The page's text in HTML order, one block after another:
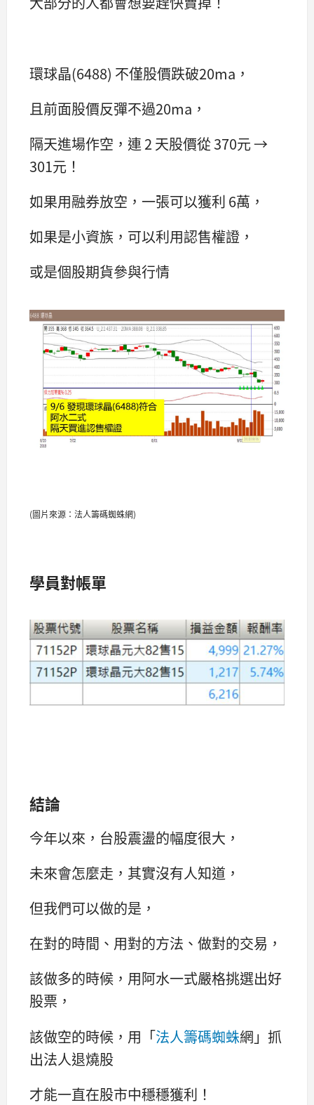
環球晶(6488) 不僅股價跌破20ma，
且前面股價反彈不過20ma，
隔天進場作空，連 2 天股價從 370元 →
301元！
如果用融券放空，一張可以獲利 6萬，
如果是小資族，可以利用認售權證，
或是個股期貨參與行情
(圖片來源：法人籌碼蜘蛛網)
學員對帳單
結論
今年以來，台股震盪的幅度很大，
未來會怎麼走，其實沒有人知道，
但我們可以做的是，
在對的時間、用對的方法、做對的交易，
該做多的時候，用阿水一式嚴格挑選出好
股票，
該做空的時候，用「法人籌碼蜘蛛網」抓
出法人退燒股
才能一直在股市中穩穩獲利！